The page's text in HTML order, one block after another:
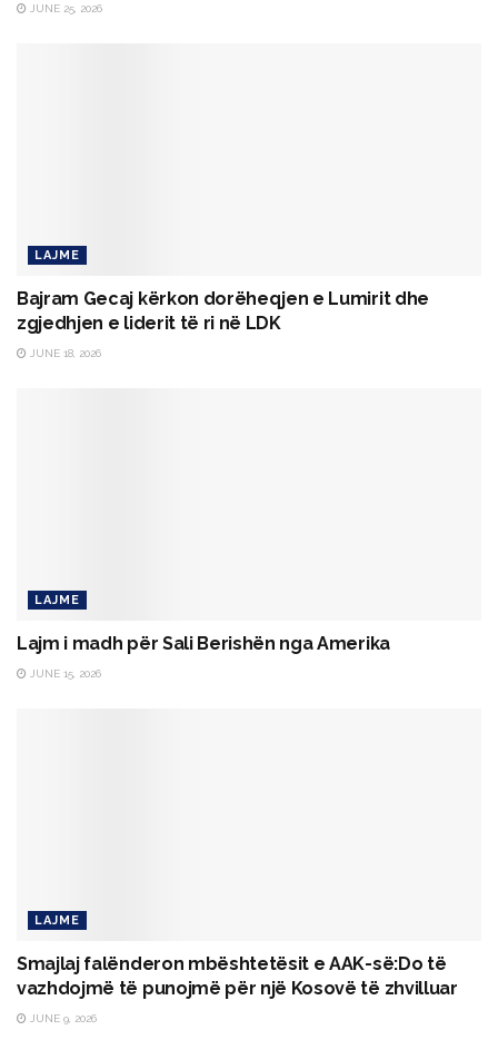
JUNE 25, 2026
LAJME
Bajram Gecaj kërkon dorëheqjen e Lumirit dhe
zgjedhjen e liderit të ri në LDK
JUNE 18, 2026
LAJME
Lajm i madh për Sali Berishën nga Amerika
JUNE 15, 2026
LAJME
Smajlaj falënderon mbështetësit e AAK-së:Do të
vazhdojmë të punojmë për një Kosovë të zhvilluar
JUNE 9, 2026